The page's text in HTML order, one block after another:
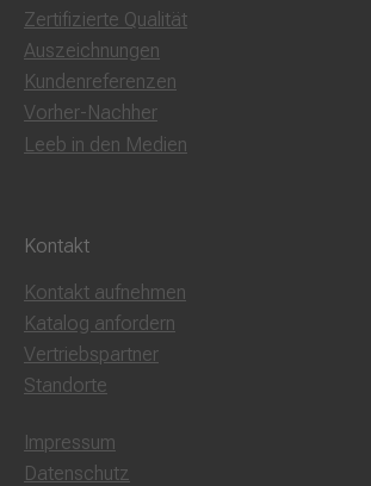
Zertifizierte Qualität
Auszeichnungen
Kundenreferenzen
Vorher-Nachher
Leeb in den Medien
Kontakt
Kontakt aufnehmen
Katalog anfordern
Vertriebspartner
Standorte
Impressum
Datenschutz